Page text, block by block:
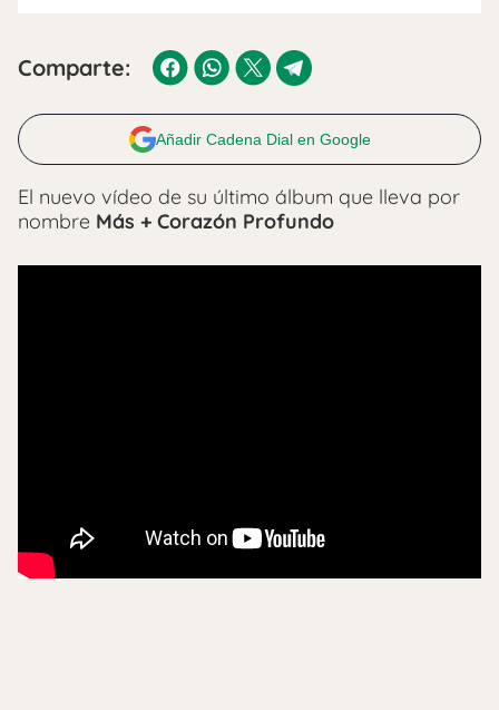
Comparte:
Añadir Cadena Dial en Google
El nuevo vídeo de su último álbum que lleva por
nombre Más + Corazón Profundo